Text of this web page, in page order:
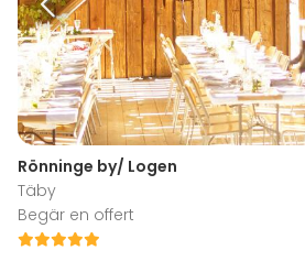
Rönninge by/ Logen
Täby
Begär en offert